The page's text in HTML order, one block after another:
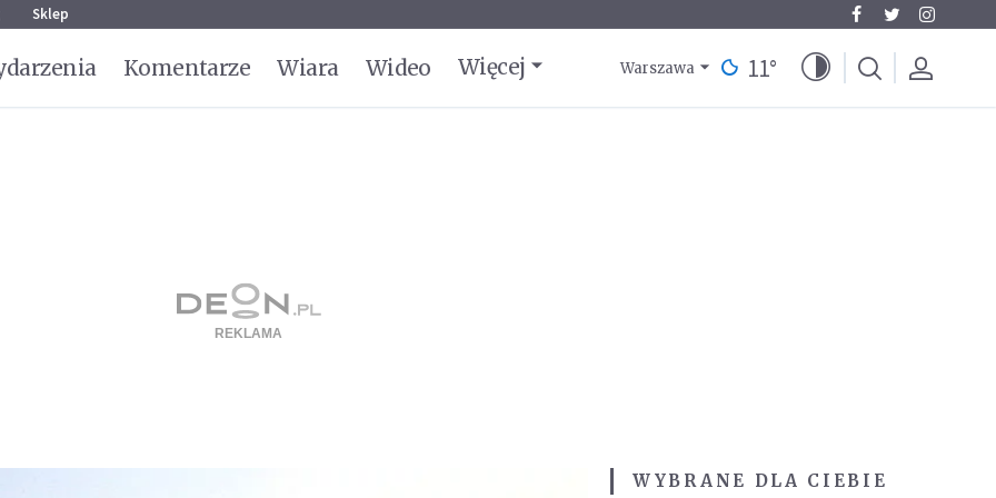
Sklep
Komentarze Wiara Wideo Więcej Warszawa 11°
WYBRANE DLA CIEBIE